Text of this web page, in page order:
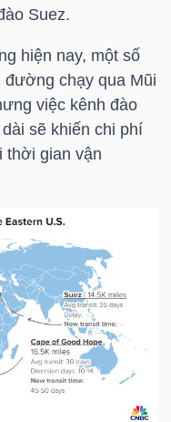
Suez.
hiện nay, một số
đường chạy qua Mũi
việc kênh đào
sẽ khiến chi phí
thời gian vận